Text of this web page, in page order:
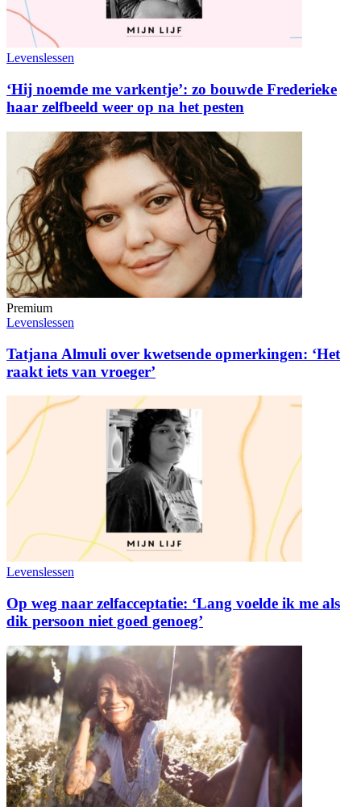
Levenslessen
‘Hij noemde me varkentje’: zo bouwde Frederieke
haar zelfbeeld weer op na het pesten
Premium
Levenslessen
Tatjana Almuli over kwetsende opmerkingen: ‘Het
raakt iets van vroeger’
Levenslessen
Op weg naar zelfacceptatie: ‘Lang voelde ik me als
dik persoon niet goed genoeg’